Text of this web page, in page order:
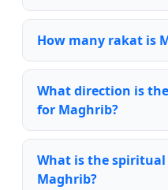
How many rakat is
What direction is
for Maghrib?
What is the
Maghrib?